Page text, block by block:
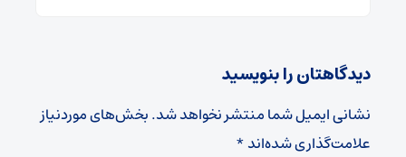
دیدگاهتان را بنویسید
نشانی ایمیل شما منتشر نخواهد شد.بخش‌های موردنیاز
علامت‌گذاری شده‌اند*